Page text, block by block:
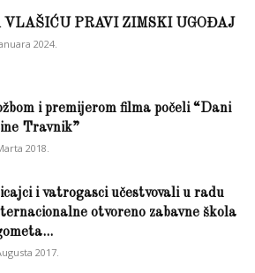
VLAŠIĆU PRAVI ZIMSKI UGOĐAJ
2024.
i premijerom filma počeli “Dani
Travnik”
2018.
i vatrogasci učestvovali u radu
otvoreno zabavne škola
2017.